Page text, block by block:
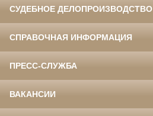
СУДЕБНОЕ ДЕЛОПРОИЗВОДСТВО
СПРАВОЧНАЯ ИНФОРМАЦИЯ
ПРЕСС-СЛУЖБА
ВАКАНСИИ